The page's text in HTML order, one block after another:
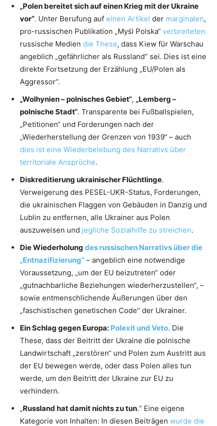
„Polen bereitet sich auf einen Krieg mit der Ukraine
vor“. Unter Berufung auf einen Artikel der marginalen,
pro-russischen Publikation „Myśl Polska“ verbreiteten
russische Medien die These, dass Kiew für Warschau
angeblich „gefährlicher als Russland“ sei. Dies ist eine
direkte Fortsetzung der Erzählung „EU/Polen als
Aggressor“.
„Wolhynien – polnisches Gebiet“, „Lemberg –
polnische Stadt“. Transparente bei Fußballspielen,
„Petitionen“ und Forderungen nach der
„Wiederherstellung der Grenzen von 1939“ – auch
dies ist eine Wiederbelebung des Narrativs über
territoriale Ansprüche.
Diskreditierung ukrainischer Flüchtlinge.
Verweigerung des PESEL-UKR-Status, Forderungen,
die ukrainischen Flaggen von Gebäuden in Danzig und
Lublin zu entfernen, alle Ukrainer aus Polen
auszuweisen und jegliche Sozialhilfe zu streichen.
Die Wiederholung des russischen Narrativs über die
„Entnazifizierung“ – angeblich eine notwendige
Voraussetzung, „um der EU beizutreten“ oder
„gutnachbarliche Beziehungen wiederherzustellen“, –
sowie entmenschlichende Äußerungen über den
„faschistischen genetischen Code“ der Ukrainer.
Ein Schlag gegen Europa: Polexit und Veto. Die
These, dass der Beitritt der Ukraine die polnische
Landwirtschaft „zerstören“ und Polen zum Austritt aus
der EU bewegen werde, oder dass Polen alles tun
werde, um den Beitritt der Ukraine zur EU zu
verhindern.
„Russland hat damit nichts zu tun.“ Eine eigene
Kategorie von Inhalten: In diesen Beiträgen wurde die